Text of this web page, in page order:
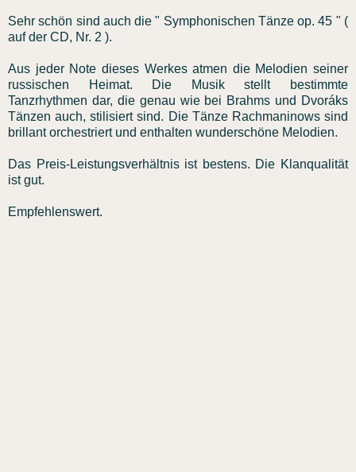
Sehr schön sind auch die " Symphonischen Tänze op. 45 " (
auf der CD, Nr. 2 ).
Aus jeder Note dieses Werkes atmen die Melodien seiner
russischen Heimat. Die Musik stellt bestimmte
Tanzrhythmen dar, die genau wie bei Brahms und Dvoráks
Tänzen auch, stilisiert sind. Die Tänze Rachmaninows sind
brillant orchestriert und enthalten wunderschöne Melodien.
Das Preis-Leistungsverhältnis ist bestens. Die Klanqualität
ist gut.
Empfehlenswert.